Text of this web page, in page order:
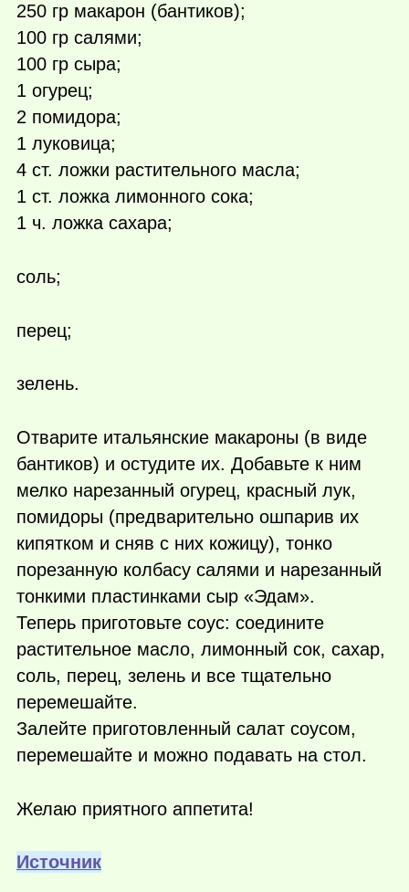
250 гр макарон (бантиков);
100 гр салями;
100 гр сыра;
1 огурец;
2 помидора;
1 луковица;
4 ст. ложки растительного масла;
1 ст. ложка лимонного сока;
1 ч. ложка сахара;
соль;
перец;
зелень.
Отварите итальянские макароны (в виде
бантиков) и остудите их. Добавьте к ним
мелко нарезанный огурец, красный лук,
помидоры (предварительно ошпарив их
кипятком и сняв с них кожицу), тонко
порезанную колбасу салями и нарезанный
тонкими пластинками сыр «Эдам».
Теперь приготовьте соус: соедините
растительное масло, лимонный сок, сахар,
соль, перец, зелень и все тщательно
перемешайте.
Залейте приготовленный салат соусом,
перемешайте и можно подавать на стол.
Желаю приятного аппетита!
Источник